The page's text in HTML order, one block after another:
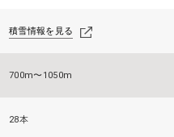
積雪情報を見る
700m〜1050m
28本